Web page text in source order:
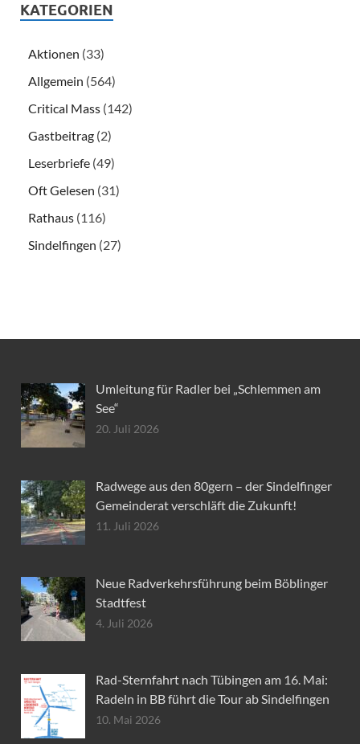
KATEGORIEN
Aktionen (33)
Allgemein (564)
Critical Mass (142)
Gastbeitrag (2)
Leserbriefe (49)
Oft Gelesen (31)
Rathaus (116)
Sindelfingen (27)
Umleitung für Radler bei „Schlemmen am
See“
20. Juli 2026
Radwege aus den 80gern – der Sindelfinger
Gemeinderat verschläft die Zukunft!
11. Juli 2026
Neue Radverkehrsführung beim Böblinger
Stadtfest
4. Juli 2026
Rad-Sternfahrt nach Tübingen am 16. Mai:
Radeln in BB führt die Tour ab Sindelfingen
10. Mai 2026